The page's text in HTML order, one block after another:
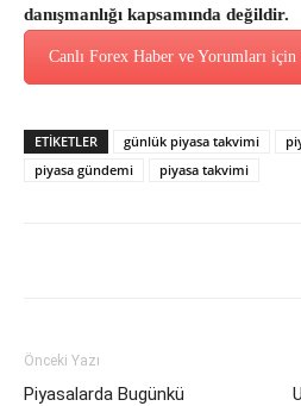
danışmanlığı kapsamında değildir.
Canlı Forex Haber ve Yorumları için
ETİKETLER günlük piyasa takvimi
piyasa gündemi
piyasa takvimi
Önceki Yazı
Piyasalarda Bugünkü